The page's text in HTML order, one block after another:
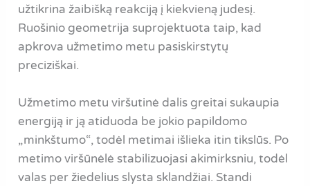
užtikrina žaibišką reakciją į kiekvieną judesį.
Ruošinio geometrija suprojektuota taip, kad
apkrova užmetimo metu pasiskirstytų
preciziškai.
Užmetimo metu viršutinė dalis greitai sukaupia
energiją ir ją atiduoda be jokio papildomo
„minkštumo“, todėl metimai išlieka itin tikslūs. Po
metimo viršūnėlė stabilizuojasi akimirksniu, todėl
valas per žiedelius slysta sklandžiai. Standi